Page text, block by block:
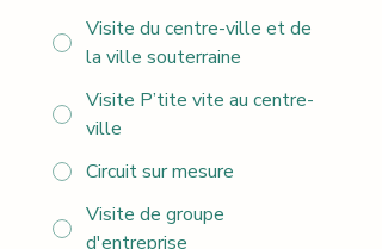
Visite du centre-ville et de
la ville souterraine
Visite P’tite vite au centre-
ville
Circuit sur mesure
Visite de groupe
d'entreprise